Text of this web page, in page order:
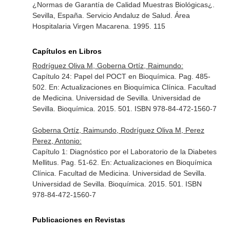
¿Normas de Garantía de Calidad Muestras Biológicas¿.
Sevilla, España. Servicio Andaluz de Salud. Área
Hospitalaria Virgen Macarena. 1995. 115
Capítulos en Libros
Rodríguez Oliva M, Goberna Ortíz, Raimundo:
Capítulo 24: Papel del POCT en Bioquímica. Pag. 485-
502. En: Actualizaciones en Bioquímica Clínica . Facultad
de Medicina. Universidad de Sevilla. Universidad de
Sevilla. Bioquímica. 2015. 501. ISBN 978-84-472-1560-7
Goberna Ortíz, Raimundo, Rodríguez Oliva M, Perez
Perez, Antonio:
Capítulo 1: Diagnóstico por el Laboratorio de la Diabetes
Mellitus. Pag. 51-62. En: Actualizaciones en Bioquímica
Clínica . Facultad de Medicina. Universidad de Sevilla.
Universidad de Sevilla. Bioquímica. 2015. 501. ISBN
978-84-472-1560-7
Publicaciones en Revistas